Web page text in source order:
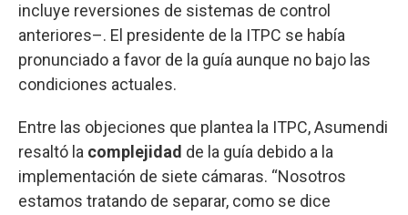
incluye reversiones de sistemas de control
anteriores–. El presidente de la ITPC se había
pronunciado a favor de la guía aunque no bajo las
condiciones actuales.
Entre las objeciones que plantea la ITPC, Asumendi
resaltó la complejidad de la guía debido a la
implementación de siete cámaras. “Nosotros
estamos tratando de separar, como se dice